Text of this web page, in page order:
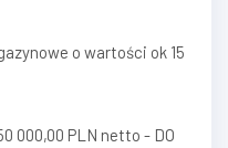
o wartości ok 15
000,00 PLN netto - DO